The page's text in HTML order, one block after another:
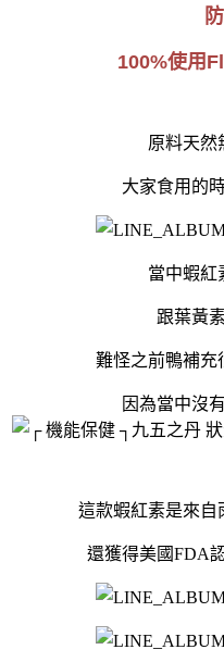
100%使用
原料天然
大家食用的
當中蝦紅
跟葉黃
難怪之前鴨補充
因為當中沒
這款蝦紅素是來自
還獲得美國FDA